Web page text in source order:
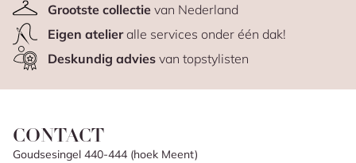
Grootste collectievan Nederland
Eigen atelieralle services onder één dak!
Deskundig adviesvan topstylisten
CONTACT
Goudsesingel 440-444 (hoek Meent)